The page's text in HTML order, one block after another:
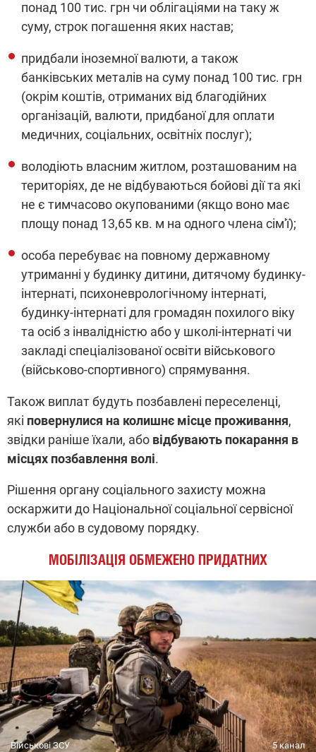
понад 100 тис. грн чи облігаціями на таку ж
суму, строк погашення яких настав;
придбали іноземної валюти, а також
банківських металів на суму понад 100 тис. грн
(окрім коштів, отриманих від благодійних
організацій, валюти, придбаної для оплати
медичних, соціальних, освітніх послуг);
володіють власним житлом, розташованим на
територіях, де не відбуваються бойові дії та які
не є тимчасово окупованими (якщо воно має
площу понад 13,65 кв. м на одного члена сім'ї);
особа перебуває на повному державному
утриманні у будинку дитини, дитячому будинку-
інтернаті, психоневрологічному інтернаті,
будинку-інтернаті для громадян похилого віку
та осіб з інвалідністю або у школі-інтернаті чи
закладі спеціалізованої освіти військового
(військово-спортивного) спрямування.
Також виплат будуть позбавлені переселенці,
які повернулися на колишнє місце проживання,
звідки раніше їхали, або відбувають покарання в
місцях позбавлення волі.
Рішення органу соціального захисту можна
оскаржити до Національної соціальної сервісної
служби або в судовому порядку.
МОБІЛІЗАЦІЯ ОБМЕЖЕНО ПРИДАТНИХ
Військові ЗСУ 5 канал